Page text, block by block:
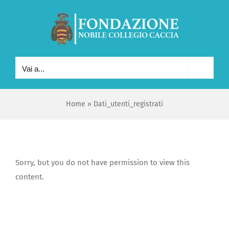
Vai a...
Home » Dati_utenti_registrati
Sorry, but you do not have permission to view this
content.